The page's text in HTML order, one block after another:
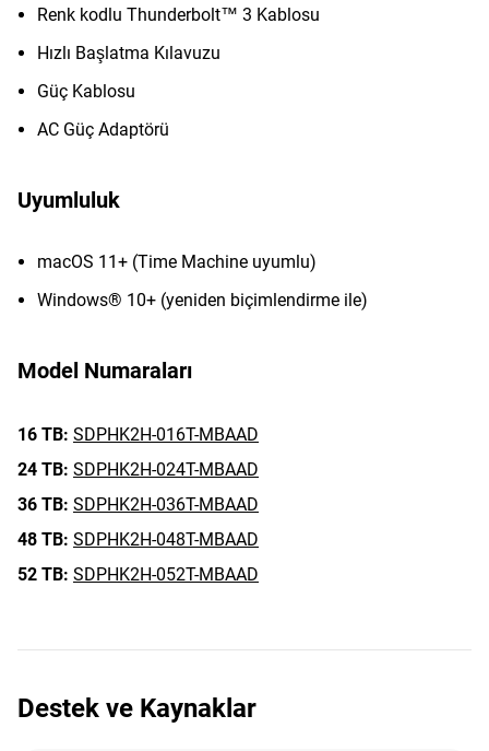
Renk kodlu Thunderbolt™ 3 Kablosu
Hızlı Başlatma Kılavuzu
Güç Kablosu
AC Güç Adaptörü
Uyumluluk
macOS 11+ (Time Machine uyumlu)
Windows® 10+ (yeniden biçimlendirme ile)
Model Numaraları
16 TB: SDPHK2H-016T-MBAAD
24 TB: SDPHK2H-024T-MBAAD
36 TB: SDPHK2H-036T-MBAAD
48 TB: SDPHK2H-048T-MBAAD
52 TB: SDPHK2H-052T-MBAAD
Destek ve Kaynaklar